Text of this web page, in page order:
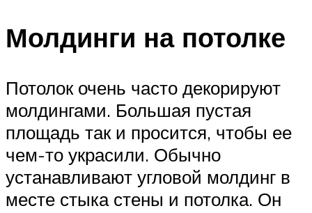
Молдинги на потолке
Потолок очень часто декорируют
молдингами. Большая пустая
площадь так и просится, чтобы ее
чем-то украсили. Обычно
устанавливают угловой молдинг в
месте стыка стены и потолка. Он